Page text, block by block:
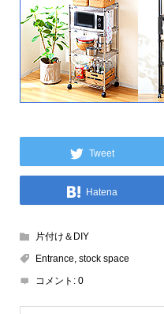
Tweet
Hatena
片付け＆DIY
Entrance, stock space
コメント: 0